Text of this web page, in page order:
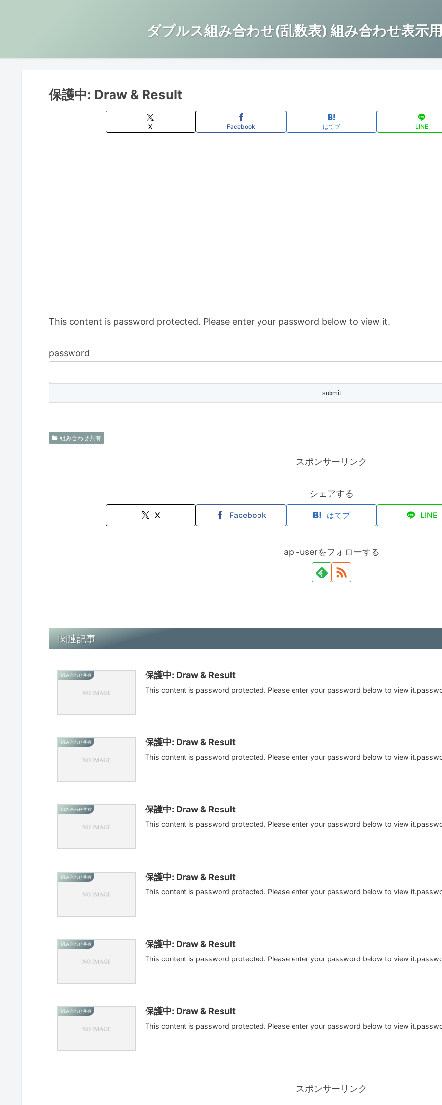
ダブルス組み合わせ(乱数表) 組み合わせ表示
保護中: Draw & Result
X Facebook はてブ LINE
This content is password protected. Please enter your password below to view it.
password
組み合わせ共有
スポンサーリンク
シェアする
X Facebook はてブ LINE
api-userをフォローする
関連記事
組み合わせ共有 保護中: Draw & Result
This content is password protected. Please enter your password below to view
組み合わせ共有 保護中: Draw & Result
This content is password protected. Please enter your password below to view
組み合わせ共有 保護中: Draw & Result
This content is password protected. Please enter your password below to view
組み合わせ共有 保護中: Draw & Result
This content is password protected. Please enter your password below to view
組み合わせ共有 保護中: Draw & Result
This content is password protected. Please enter your password below to view
組み合わせ共有 保護中: Draw & Result
This content is password protected. Please enter your password below to view
スポンサーリンク